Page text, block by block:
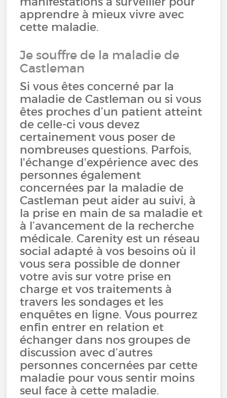
apprendre à mieux vivre avec
cette maladie.
Je souffre de la maladie de
Castleman
Si vous êtes concerné par la
maladie de Castleman ou si vous
êtes proches d’un patient atteint
de celle-ci vous devez
certainement vous poser de
nombreuses questions. Parfois,
l'échange d'expérience avec des
personnes également
concernées par la maladie de
Castleman peut aider au suivi, à
la prise en main de sa maladie et
à l’avancement de la recherche
médicale. Carenity est un réseau
social adapté à vos besoins où il
vous sera possible de donner
votre avis sur votre prise en
charge et vos traitements à
travers les sondages et les
enquêtes en ligne. Vous pourrez
enfin entrer en relation et
échanger dans nos groupes de
discussion avec d’autres
personnes concernées par cette
maladie pour vous sentir moins
seul face à cette maladie.